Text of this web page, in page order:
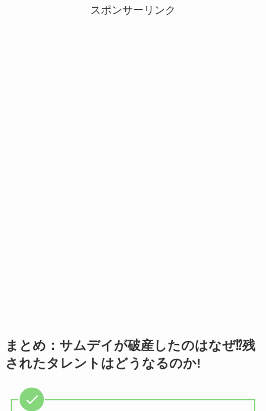
スポンサーリンク
まとめ：サムデイが破産したのはなぜ⁉残
されたタレントはどうなるのか!